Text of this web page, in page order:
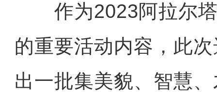
作为2023阿拉尔塔
的重要活动内容，此
出一批集美貌、智慧